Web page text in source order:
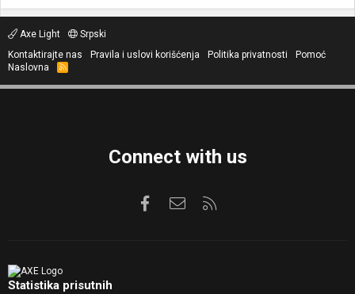
Axe Light
Srpski
Kontaktirajte nas
Pravila i uslovi korišćenja Politika privatnosti
Pomoć
Naslovna
R
S
Connect with us
FacebookKontaktirajte nas
Statistika prisutnih